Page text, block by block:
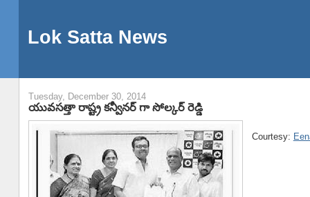
Lok Satta News
Tuesday, December 30, 2014
యువసత్తా రాష్ట్ర కన్వీనర్ గా సోల్కర్ రెడ్డి
Courtesy: